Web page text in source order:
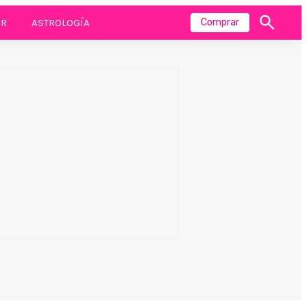
ASTROLOGÍA Comprar
Mostrar